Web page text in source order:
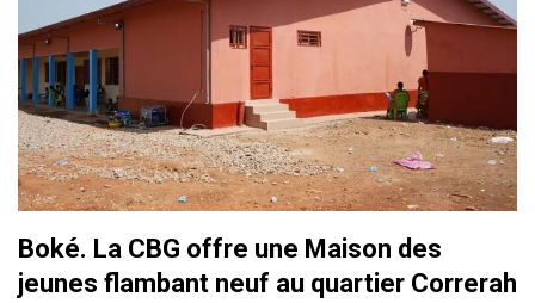
Boké. La CBG offre une Maison des
jeunes flambant neuf au quartier Correrah